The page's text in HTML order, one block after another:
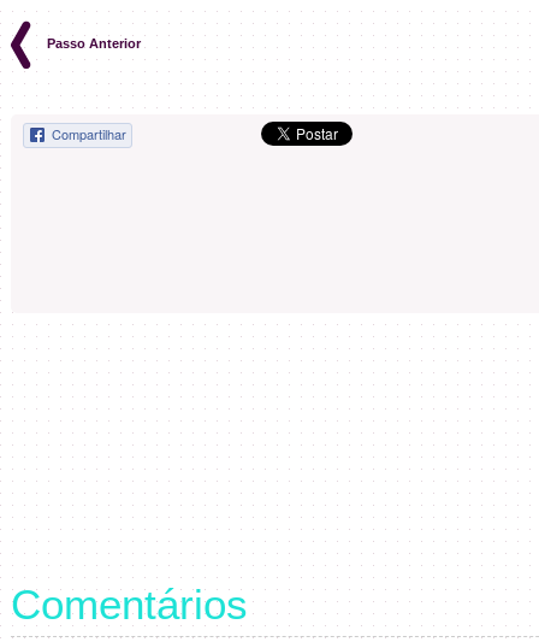
Passo Anterior
Compartilhar
Comentários